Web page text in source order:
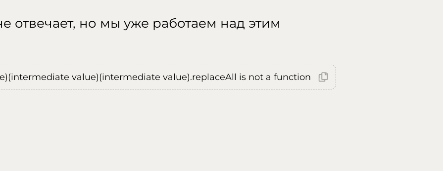
отвечает, но мы уже работаем над этим
value)(intermediate value).replaceAll is not a function